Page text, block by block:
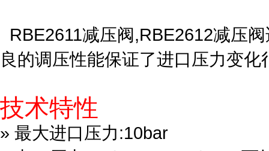
RBE2611减压阀,RBE2612减压
良的调压性能保证了进口压力变
技术特性
» 最大进口压力:10bar